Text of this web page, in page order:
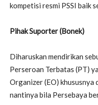
kompetisi resmi PSSI baik
Pihak Suporter (Bonek)
Diharuskan mendirikan
Perseroan Terbatas (PT)
Organizer (EO) khususnya
nantinya bila Persebaya